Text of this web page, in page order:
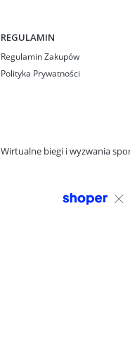
REGULAMIN
Regulamin Zakupów
Polityka Prywatności
Wirtualne biegi i wyzwania